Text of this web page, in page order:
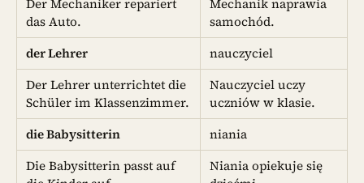
Der Mechaniker repariert
das Auto.
Mechanik naprawia
samochód.
der Lehrer
nauczyciel
Der Lehrer unterrichtet die
Schüler im Klassenzimmer.
Nauczyciel uczy
uczniów w klasie.
die Babysitterin
niania
Die Babysitterin passt auf
Niania opiekuje się